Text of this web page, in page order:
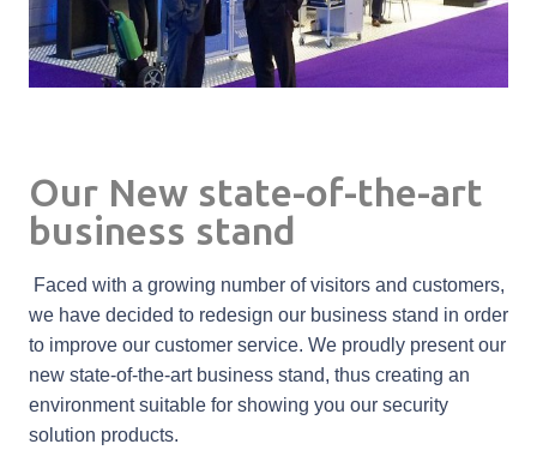
Our New state-of-the-art
business stand
Faced with a growing number of visitors and customers,
we have decided to redesign our business stand in order
to improve our customer service. We proudly present our
new state-of-the-art business stand, thus creating an
environment suitable for showing you our security
solution products.